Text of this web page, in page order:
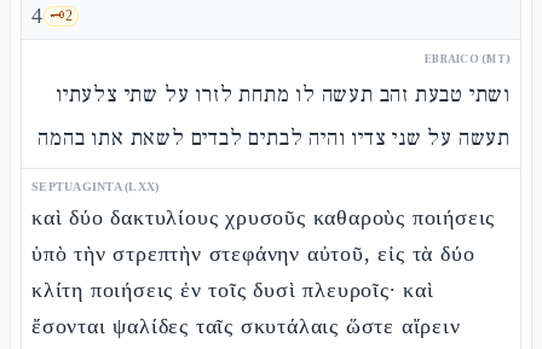
4 🗝️2
EBRAICO (MT)
ושתי טבעת זהב תעשה לו מתחת לזרו על שתי צלעתיו
תעשה על שני צדיו והיה לבתים לבדים לשאת אתו בהמה
SEPTUAGINTA (LXX)
καὶ δύο δακτυλίους χρυσοῦς καθαροὺς ποιήσεις
ὑπὸ τὴν στρεπτὴν στεφάνην αὐτοῦ, εἰς τὰ δύο
κλίτη ποιήσεις ἐν τοῖς δυσὶ πλευροῖς· καὶ
ἔσονται ψαλίδες ταῖς σκυτάλαις ὥστε αἴρειν